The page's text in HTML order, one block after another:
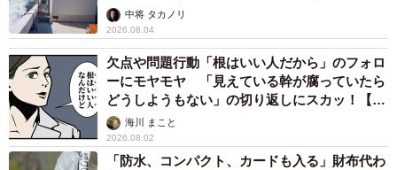
らしい」
中将 タカノリ
2026.08.04
欠点や問題行動「根はいい人だから」のフォロ
ーにモヤモヤ 「見えている幹が腐っていたら
どうしようもない」の切り返しにスカッ！【漫
画】海川 まこと
2026.08.02
「防水、コンパクト、カードも入る」財布代わ